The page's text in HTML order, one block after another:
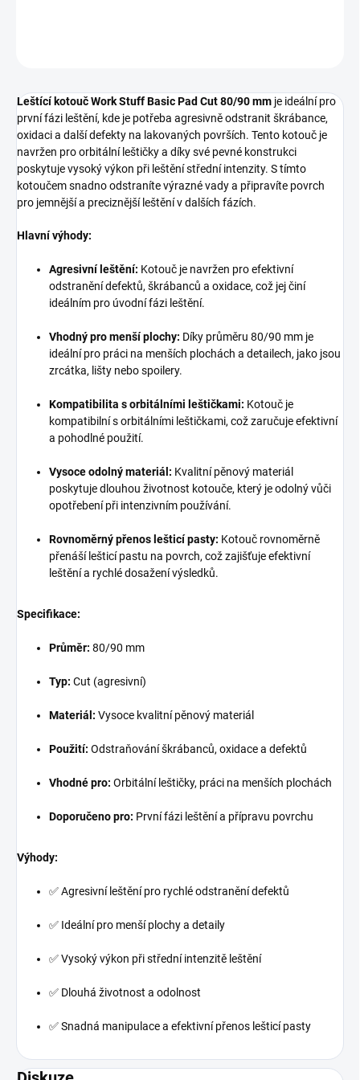
Leštící kotouč Work Stuff Basic Pad Cut 80/90 mm je ideální pro
první fázi leštění, kde je potřeba agresivně odstranit škrábance,
oxidaci a další defekty na lakovaných površích. Tento kotouč je
navržen pro orbitální leštičky a díky své pevné konstrukci
poskytuje vysoký výkon při leštění střední intenzity. S tímto
kotoučem snadno odstraníte výrazné vady a připravíte povrch
pro jemnější a preciznější leštění v dalších fázích.
Hlavní výhody:
Agresivní leštění: Kotouč je navržen pro efektivní
odstranění defektů, škrábanců a oxidace, což jej činí
ideálním pro úvodní fázi leštění.
Vhodný pro menší plochy: Díky průměru 80/90 mm je
ideální pro práci na menších plochách a detailech, jako jsou
zrcátka, lišty nebo spoilery.
Kompatibilita s orbitálními leštičkami: Kotouč je
kompatibilní s orbitálními leštičkami, což zaručuje efektivní
a pohodlné použití.
Vysoce odolný materiál: Kvalitní pěnový materiál
poskytuje dlouhou životnost kotouče, který je odolný vůči
opotřebení při intenzivním používání.
Rovnoměrný přenos lešticí pasty: Kotouč rovnoměrně
přenáší lešticí pastu na povrch, což zajišťuje efektivní
leštění a rychlé dosažení výsledků.
Specifikace:
Průměr: 80/90 mm
Typ: Cut (agresivní)
Materiál: Vysoce kvalitní pěnový materiál
Použití: Odstraňování škrábanců, oxidace a defektů
Vhodné pro: Orbitální leštičky, práci na menších plochách
Doporučeno pro: První fázi leštění a přípravu povrchu
Výhody:
✅ Agresivní leštění pro rychlé odstranění defektů
✅ Ideální pro menší plochy a detaily
✅ Vysoký výkon při střední intenzitě leštění
✅ Dlouhá životnost a odolnost
✅ Snadná manipulace a efektivní přenos lešticí pasty